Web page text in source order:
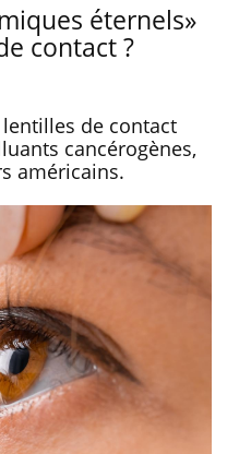
éternels»
contact ?
de contact
cancérogènes,
américains.